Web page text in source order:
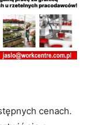
cenach.